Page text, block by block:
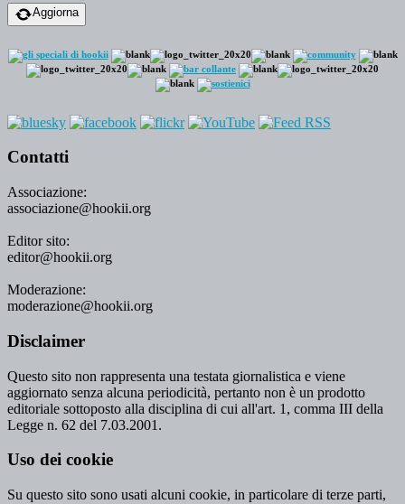
Aggiorna
Contatti
Associazione:
associazione@hookii.org
Editor sito:
editor@hookii.org
Moderazione:
moderazione@hookii.org
Disclaimer
Questo sito non rappresenta una testata giornalistica e viene
aggiornato senza alcuna periodicità, pertanto non è un prodotto
editoriale sottoposto alla disciplina di cui all'art. 1, comma III della
Legge n. 62 del 7.03.2001.
Uso dei cookie
Su questo sito sono usati alcuni cookie, in particolare di terze parti,